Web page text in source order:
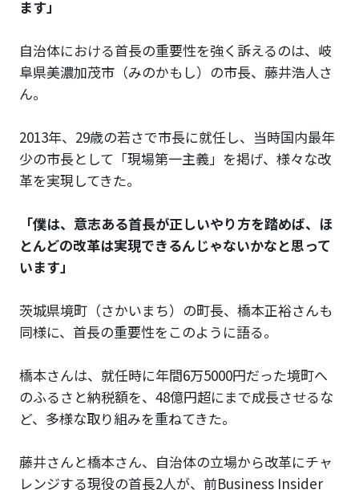
ます」
自治体における首長の重要性を強く訴えるのは、岐
阜県美濃加茂市（みのかもし）の市長、藤井浩人さ
ん。
2013年、29歳の若さで市長に就任し、当時国内最年
少の市長として「現場第一主義」を掲げ、様々な改
革を実現してきた。
「僕は、意志ある首長が正しいやり方を踏めば、ほ
とんどの改革は実現できるんじゃないかなと思って
います」
茨城県境町（さかいまち）の町長、橋本正裕さんも
同様に、首長の重要性をこのように語る。
橋本さんは、就任時に年間6万5000円だった境町へ
のふるさと納税額を、48億円超にまで成長させるな
ど、多様な取り組みを重ねてきた。
藤井さんと橋本さん、自治体の立場から改革にチャ
レンジする現役の首長2人が、前Business Insider